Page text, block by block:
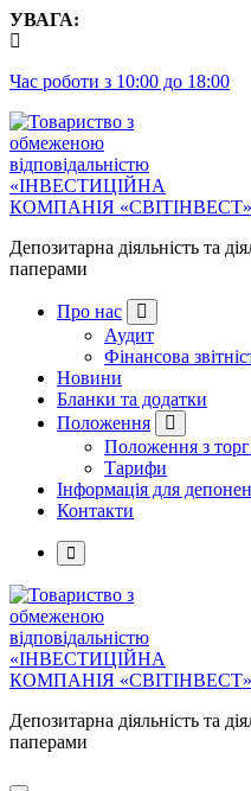
Перейти
до
УВАГА:
Час роботи з 10:00 до 18:00
Депозитарна діяльність та
паперами
Про нас
Аудит
Фінансова
Новини
Бланки та додатки
Положення
Положення з
Тарифи
Інформація для
Контакти
Депозитарна діяльність та
паперами